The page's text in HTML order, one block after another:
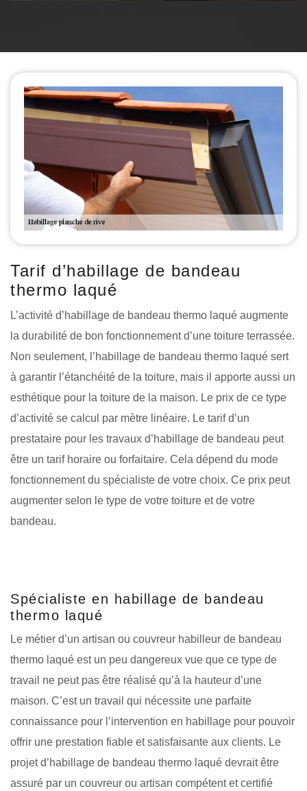
Tarif d’habillage de bandeau
thermo laqué
L’activité d’habillage de bandeau thermo laqué augmente
la durabilité de bon fonctionnement d’une toiture terrassée.
Non seulement, l’habillage de bandeau thermo laqué sert
à garantir l’étanchéité de la toiture, mais il apporte aussi un
esthétique pour la toiture de la maison. Le prix de ce type
d’activité se calcul par mètre linéaire. Le tarif d’un
prestataire pour les travaux d’habillage de bandeau peut
être un tarif horaire ou forfaitaire. Cela dépend du mode
fonctionnement du spécialiste de votre choix. Ce prix peut
augmenter selon le type de votre toiture et de votre
bandeau.
Spécialiste en habillage de bandeau
thermo laqué
Le métier d’un artisan ou couvreur habilleur de bandeau
thermo laqué est un peu dangereux vue que ce type de
travail ne peut pas être réalisé qu’à la hauteur d’une
maison. C’est un travail qui nécessite une parfaite
connaissance pour l’intervention en habillage pour pouvoir
offrir une prestation fiable et satisfaisante aux clients. Le
projet d’habillage de bandeau thermo laqué devrait être
assuré par un couvreur ou artisan compétent et certifié